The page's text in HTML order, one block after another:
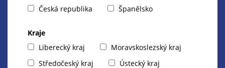
Česká republika
Španělsko
Kraje
Liberecký kraj
Moravskoslezský kraj
Středočeský kraj
Ústecký kraj